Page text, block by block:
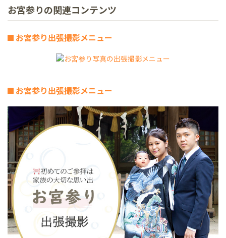
お宮参りの関連コンテンツ
お宮参り出張撮影メニュー
お宮参り出張撮影メニュー